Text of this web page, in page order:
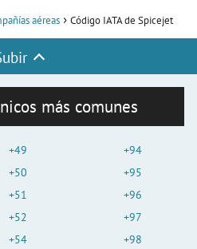
aéreas Código IATA de Spicejet
más comunes
+49
+50
+51
+52
+54
+94
+95
+96
+97
+98